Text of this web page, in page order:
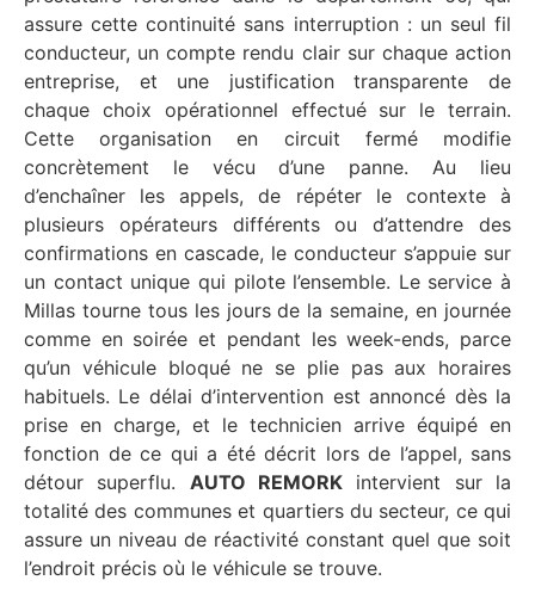
assure cette continuité sans interruption : un seul fil
conducteur, un compte rendu clair sur chaque action
entreprise, et une justification transparente de
chaque choix opérationnel effectué sur le terrain.
Cette organisation en circuit fermé modifie
concrètement le vécu d’une panne. Au lieu
d’enchaîner les appels, de répéter le contexte à
plusieurs opérateurs différents ou d’attendre des
confirmations en cascade, le conducteur s’appuie sur
un contact unique qui pilote l’ensemble. Le service à
Millas tourne tous les jours de la semaine, en journée
comme en soirée et pendant les week-ends, parce
qu’un véhicule bloqué ne se plie pas aux horaires
habituels. Le délai d’intervention est annoncé dès la
prise en charge, et le technicien arrive équipé en
fonction de ce qui a été décrit lors de l’appel, sans
détour superflu. AUTO REMORK intervient sur la
totalité des communes et quartiers du secteur, ce qui
assure un niveau de réactivité constant quel que soit
l’endroit précis où le véhicule se trouve.